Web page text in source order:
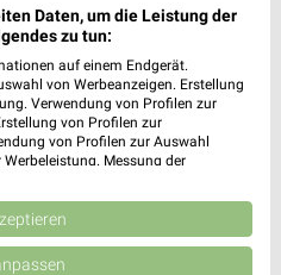
in Penig
Daten, um die Leistung der
zu tun:
auf einem Endgerät.
von Werbeanzeigen. Erstellung
Verwendung von Profilen zur
von Profilen zur
von Profilen zur Auswahl
Messung der
Quellen. Entwicklung und
reduzierter Daten zur Auswahl
Union weitergegeben und in die